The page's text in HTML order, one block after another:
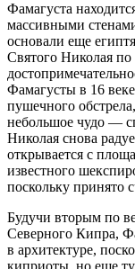
Фамагуста
массивными
основали еще
Святого Николая по
Фамагусты в 16 веке
пушечного
небольшое чудо —
Николая снова
открывается с
известного
поскольку принято
Будучи вторым по
Северного Кипра,
в архитектуре,